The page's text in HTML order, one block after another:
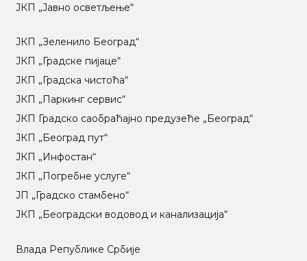
ЈКП „Јавно осветљење“
ЈКП „Зеленило Београд“
ЈКП „Градске пијаце“
ЈКП „Градска чистоћа“
ЈКП „Паркинг сервис“
ЈКП Градско саобраћајно предузеће „Београд“
ЈКП „Београд пут“
ЈКП „Инфостан“
ЈКП „Погребне услуге“
ЈП „Градско стамбено“
ЈКП „Београдски водовод и канализација“
Влада Републике Србије